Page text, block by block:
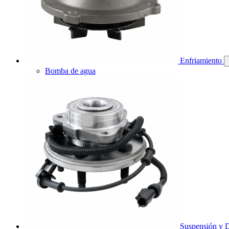
Enfriamiento
Bomba de agua
Suspensión y